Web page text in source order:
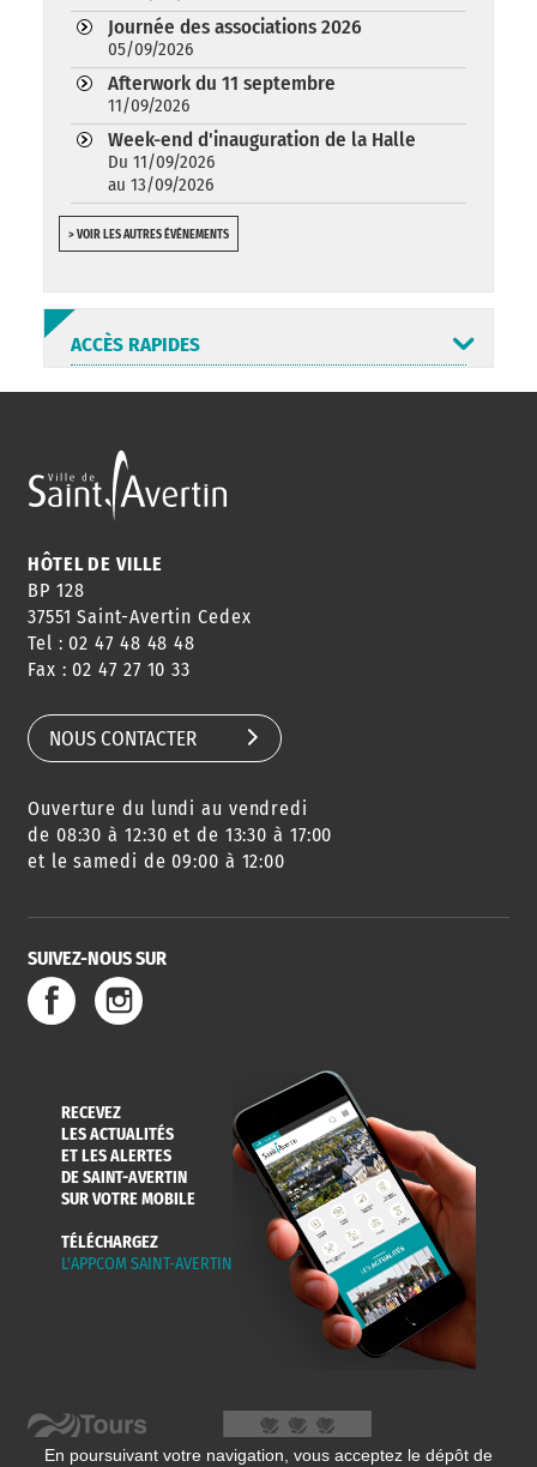
Journée des associations 2026
05/09/2026
Afterwork du 11 septembre
11/09/2026
Week-end d'inauguration de la Halle
Du 11/09/2026
au 13/09/2026
> VOIR LES AUTRES ÉVÉNEMENTS
ACCÈS RAPIDES
ANNUAIRE
HORAIRES
CONSEILS
DE QUARTIER
AGENDA
DES SORTIES
URBANISME
SERVICE
DE L'EAU
HÔTEL DE VILLE
BP 128
37551 Saint-Avertin Cedex
Tel : 02 47 48 48 48
Fax : 02 47 27 10 33
NOUS CONTACTER
Ouverture du lundi au vendredi
de 08:30 à 12:30 et de 13:30 à 17:00
et le samedi de 09:00 à 12:00
SUIVEZ-NOUS SUR
RECEVEZ
LES ACTUALITÉS
ET LES ALERTES
DE SAINT-AVERTIN
SUR VOTRE MOBILE
TÉLÉCHARGEZ
L'APPCOM SAINT-AVERTIN
En poursuivant votre navigation, vous acceptez le dépôt de